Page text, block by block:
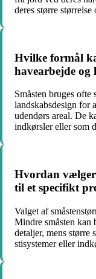
deres større størrelse
Hvilke formål
havearbejde og
Småsten bruges
landskabsdesign for
udendørs areal. De
indkørsler eller som
Hvordan vælger
til et specifikt
Valget af
Mindre småsten kan
detaljer, mens større
stisystemer eller